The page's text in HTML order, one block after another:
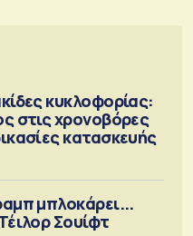
κυκλοφορίας:
στις χρονοβόρες
κατασκευής
μπλοκάρει...
Σουίφτ